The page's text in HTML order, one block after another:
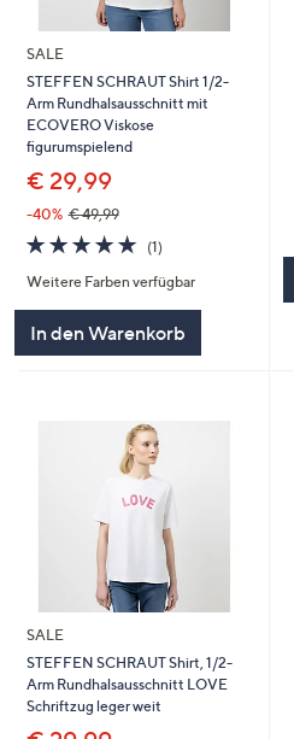
SALE
STEFFEN SCHRAUT Shirt 1/2-
Arm Rundhalsausschnitt mit
ECOVERO Viskose
figurumspielend
€ 29,99
-40% € 49,99
5.0
von
5
(1)1
Weitere Farben verfügbar
In den Warenkorb
SALE
STEFFEN SCHRAUT Shirt, 1/2-
Arm Rundhalsausschnitt LOVE
Schriftzug leger weit